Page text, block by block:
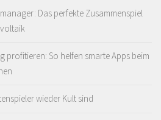
Das perfekte Zusammenspiel
profitieren: So helfen smarte Apps beim
wieder Kult sind